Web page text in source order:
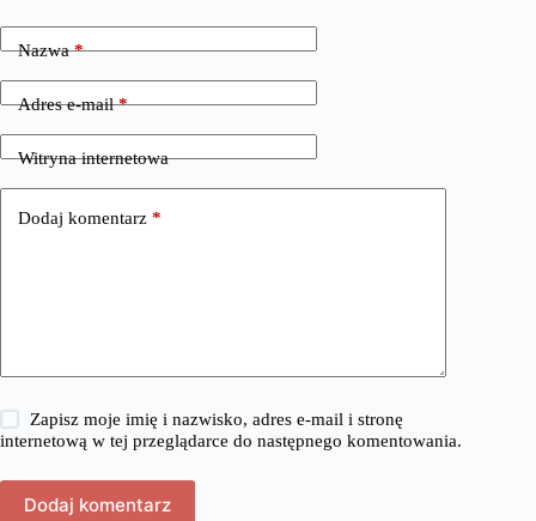
Nazwa*
Adres e-mail*
Witryna internetowa
Dodaj komentarz *
Zapisz moje imię i nazwisko, adres e-mail i stronę
internetową w tej przeglądarce do następnego komentowania.
Dodaj komentarz